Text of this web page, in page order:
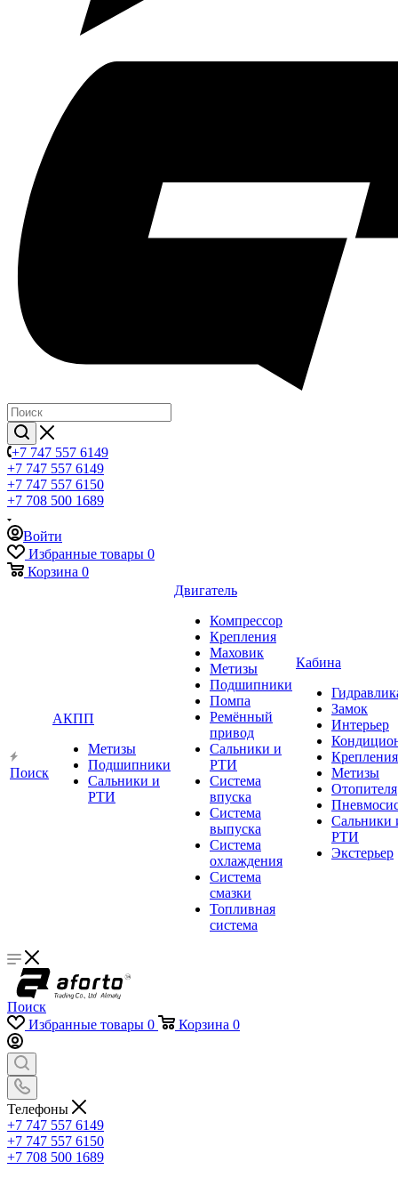
+7 747 557 6149
+7 747 557 6149
+7 747 557 6150
+7 708 500 1689
Войти
Избранные товары 0
Корзина 0
Поиск
АКПП
Метизы
Подшипники
Сальники и
РТИ
Двигатель
Компрессор
Крепления
Маховик
Метизы
Подшипники
Помпа
Ремённый
привод
Сальники и
РТИ
Система
впуска
Система
выпуска
Система
охлаждения
Система
смазки
Топливная
система
Кабина
Замок
Интерьер
Крепления
Метизы
Отопителя
Сальники
РТИ
Экстерьер
Поиск
Избранные товары 0 Корзина 0
Телефоны
+7 747 557 6149
+7 747 557 6150
+7 708 500 1689